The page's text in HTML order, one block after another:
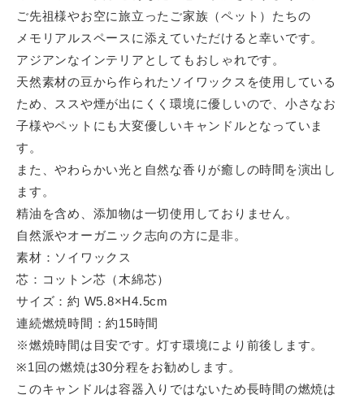
ご先祖様やお空に旅立ったご家族（ペット）たちの
メモリアルスペースに添えていただけると幸いです。
アジアンなインテリアとしてもおしゃれです。
天然素材の豆から作られたソイワックスを使用している
ため、ススや煙が出にくく環境に優しいので、小さなお
子様やペットにも大変優しいキャンドルとなっていま
す。
また、やわらかい光と自然な香りが癒しの時間を演出し
ます。
精油を含め、添加物は一切使用しておりません。
自然派やオーガニック志向の方に是非。
素材：ソイワックス
芯：コットン芯（木綿芯）
サイズ：約 W5.8×H4.5cm
連続燃焼時間：約15時間
※燃焼時間は目安です。灯す環境により前後します。
※1回の燃焼は30分程をお勧めします。
このキャンドルは容器入りではないため長時間の燃焼は